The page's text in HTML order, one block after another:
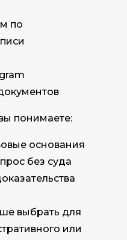
по
понимаете:
основания
без суда
выбрать для
или